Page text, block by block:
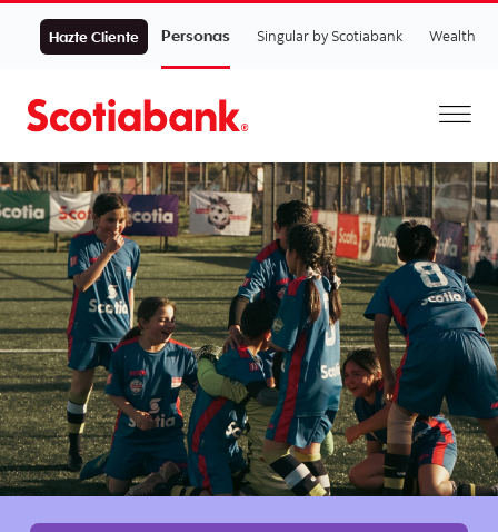
Hazte Cliente Personas Singular by Scotiabank Wealth